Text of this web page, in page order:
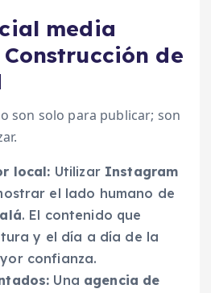
media
de
son solo para publicar; son
local: Utilizar Instagram
el lado humano de
. El contenido que
y el día a día de la
confianza.
Una agencia de